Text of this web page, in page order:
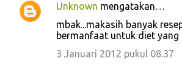
Unknown mengatakan…
mbak...makasih banyak
bermanfaat untuk diet yang
3 Januari 2012 pukul 08.37